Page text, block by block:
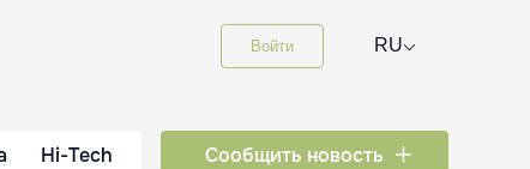
Войти RU⌵
Hi-Tech Сообщить новость